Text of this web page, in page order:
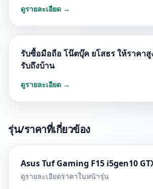
ดูรายละเอียด →
รับซื้อมือถือ โน๊ตบุ๊ค ยโสธร ให้ราคาสู
รับถึงบ้าน
ดูรายละเอียด →
รุ่น/ราคาที่เกี่ยวข้อง
Asus Tuf Gaming F15 i5gen10
ดูรายละเอียดราคาในหน้ารุ่น